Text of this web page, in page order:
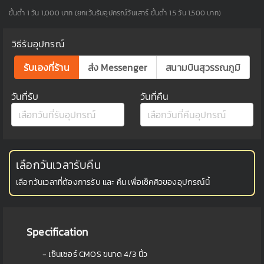
ขั้นต่ำ 1 วัน 1,000 บาท (ยกเว้นรับอุปกรณ์วันเสาร์ ขั้นต่ำ 1.5 วัน 1,500 บาท)
วิธีรับอุปกรณ์
รับเองที่ร้าน
ส่ง Messenger สนามบินสุวรรณภูมิ
วันที่รับ วันที่คืน
เลือกวันเวลารับคืน
เลือกวันเวลาที่ต้องการรับ และ คืน เพื่อเช็คคิวของอุปกรณ์นี้
Specification
- เซ็นเซอร์ CMOS ขนาด 4/3 นิ้ว